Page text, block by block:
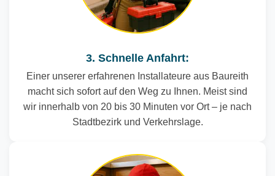
3. Schnelle Anfahrt:
Einer unserer erfahrenen Installateure aus Baureith
macht sich sofort auf den Weg zu Ihnen. Meist sind
wir innerhalb von 20 bis 30 Minuten vor Ort – je nach
Stadtbezirk und Verkehrslage.